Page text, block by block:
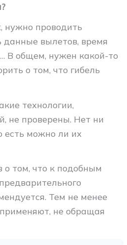
нужно проводить
данные вылетов, время
В общем, нужен какой-то
о том, что гибель
технологии,
не проверены. Нет ни
есть можно ли их
о том, что к подобным
Тем не менее
не обращая